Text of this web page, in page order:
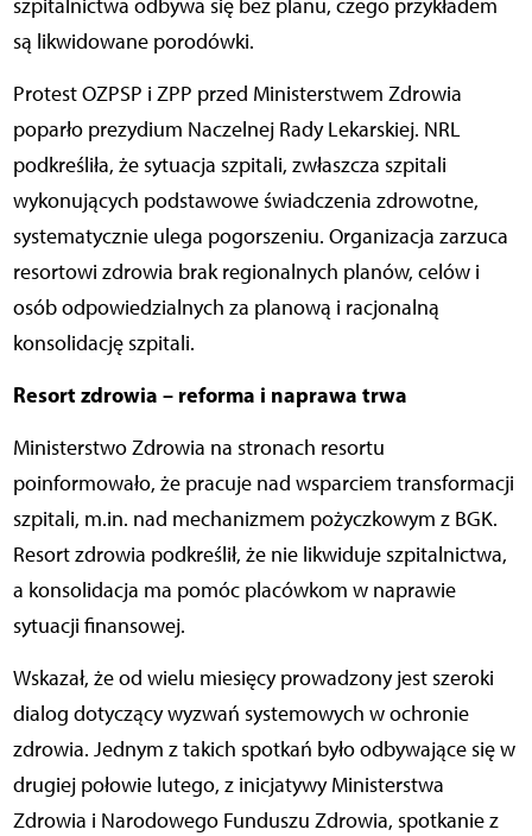
szpitalnictwa odbywa się bez planu, czego przykładem
są likwidowane porodówki.
Protest OZPSP i ZPP przed Ministerstwem Zdrowia
poparło prezydium Naczelnej Rady Lekarskiej. NRL
podkreśliła, że sytuacja szpitali, zwłaszcza szpitali
wykonujących podstawowe świadczenia zdrowotne,
systematycznie ulega pogorszeniu. Organizacja zarzuca
resortowi zdrowia brak regionalnych planów, celów i
osób odpowiedzialnych za planową i racjonalną
konsolidację szpitali.
Resort zdrowia – reforma i naprawa trwa
Ministerstwo Zdrowia na stronach resortu
poinformowało, że pracuje nad wsparciem transformacji
szpitali, m.in. nad mechanizmem pożyczkowym z BGK.
Resort zdrowia podkreślił, że nie likwiduje szpitalnictwa,
a konsolidacja ma pomóc placówkom w naprawie
sytuacji finansowej.
Wskazał, że od wielu miesięcy prowadzony jest szeroki
dialog dotyczący wyzwań systemowych w ochronie
zdrowia. Jednym z takich spotkań było odbywające się w
drugiej połowie lutego, z inicjatywy Ministerstwa
Zdrowia i Narodowego Funduszu Zdrowia, spotkanie z